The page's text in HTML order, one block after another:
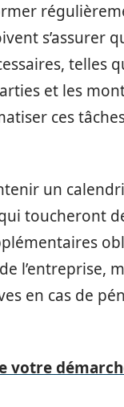
s’assurer
telles
et les
ces
un
toucheront
l’entreprise,
en cas de
votre